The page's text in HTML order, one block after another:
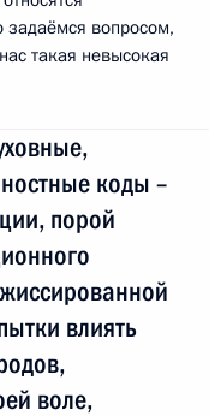
задаёмся вопросом,
такая невысокая
коды –
порой
влиять
воле,